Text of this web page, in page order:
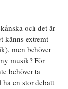
och det är
känns extremt
men behöver
musik? För
behöver ta
en stor debatt